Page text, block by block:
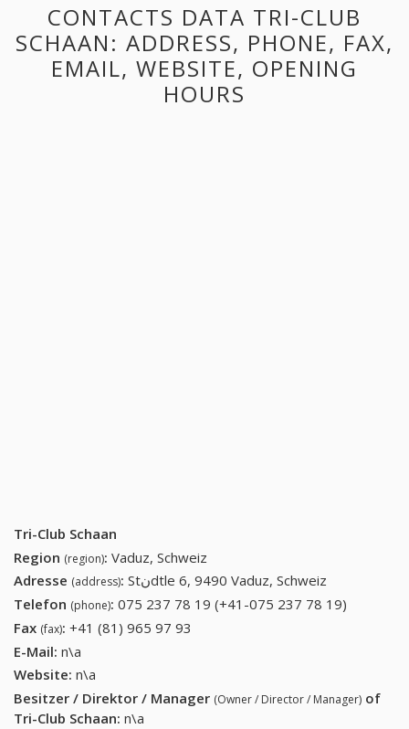
CONTACTS DATA TRI-CLUB
SCHAAN: ADDRESS, PHONE, FAX,
EMAIL, WEBSITE, OPENING
HOURS
Tri-Club Schaan
Region (region): Vaduz, Schweiz
Adresse (address):
Stنdtle 6, 9490 Vaduz, Schweiz
Telefon (phone): 075 237 78 19 (+41-075 237 78 19)
Fax (fax): +41 (81) 965 97 93
E-Mail: n\a
Website: n\a
Besitzer / Direktor / Manager (Owner / Director / Manager) of
Tri-Club Schaan: n\a